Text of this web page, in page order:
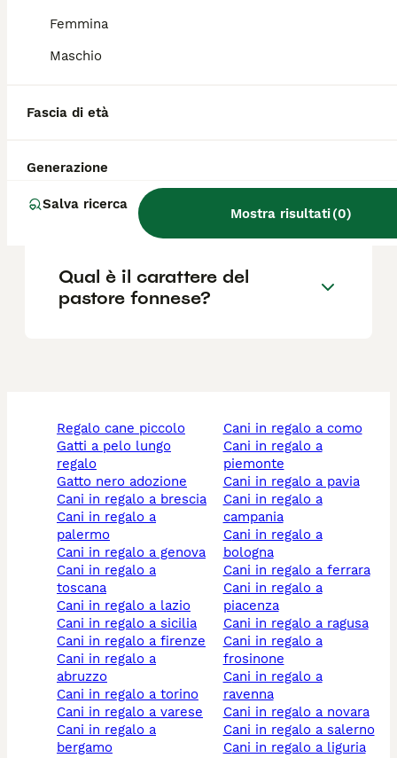
Femmina
Maschio
Fascia di età
Generazione
Salva ricerca
Mostra risultati(0)
del cane fonnese?
Pastore Fonnese?
Dove si trova il cane fonnese
in Sardegna?
Qual è il carattere del
pastore fonnese?
regalo cane piccolo
gatti a pelo lungo
regalo
gatto nero adozione
cani in regalo a brescia
cani in regalo a
palermo
cani in regalo a genova
cani in regalo a
toscana
cani in regalo a lazio
cani in regalo a sicilia
cani in regalo a firenze
cani in regalo a
abruzzo
cani in regalo a torino
cani in regalo a varese
cani in regalo a
bergamo
cani in regalo a como
cani in regalo a
piemonte
cani in regalo a pavia
cani in regalo a
campania
cani in regalo a
bologna
cani in regalo a ferrara
cani in regalo a
piacenza
cani in regalo a ragusa
cani in regalo a
frosinone
cani in regalo a
ravenna
cani in regalo a novara
cani in regalo a salerno
cani in regalo a liguria